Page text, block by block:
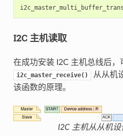
I2C 主机读取
在成功安装 I2C 主机总线后，
i2c_master_receive()
从从机
该函数的原理。
I2C 主机从从机